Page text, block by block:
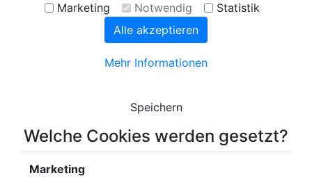
Marketing Notwendig
Statistik
Alle akzeptieren
Mehr Informationen
Speichern
Welche Cookies werden gesetzt?
Marketing